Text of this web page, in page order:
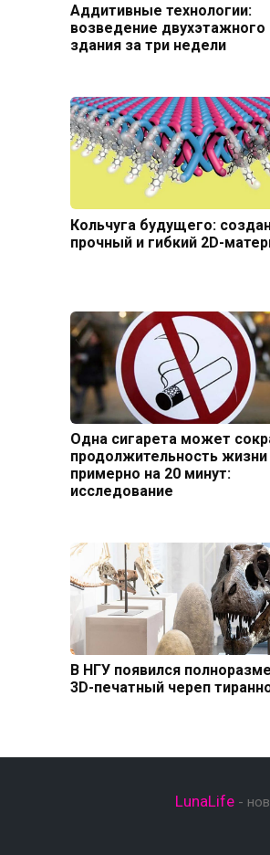
Аддитивные технологии:
возведение двухэтажного
здания за три недели
Кольчуга будущего:
прочный и гибкий 2D-
Одна сигарета может
продолжительность жизни
примерно на 20 минут:
исследование
В НГУ появился
3D-печатный череп
LunaLife-